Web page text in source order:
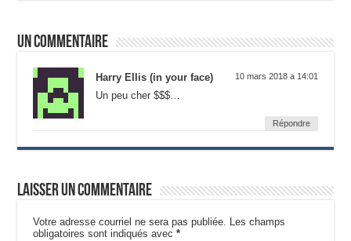
Un commentaire
Harry Ellis (in your face) 10 mars 2018 a 14:01
Un peu cher $$$…
Répondre
Laisser un commentaire
Votre adresse courriel ne sera pas publiée. Les champs
obligatoires sont indiqués avec*